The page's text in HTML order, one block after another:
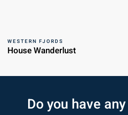
WESTERN FJORDS
House Wanderlust
Do you have